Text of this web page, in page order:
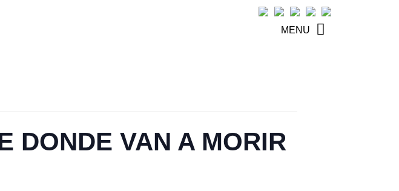
MENU
DONDE VAN A MORIR